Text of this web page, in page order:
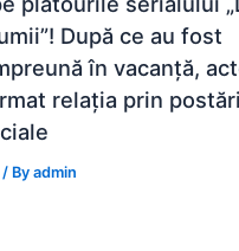
După ce au fost
în vacanță,
relația prin
/ Byadmin